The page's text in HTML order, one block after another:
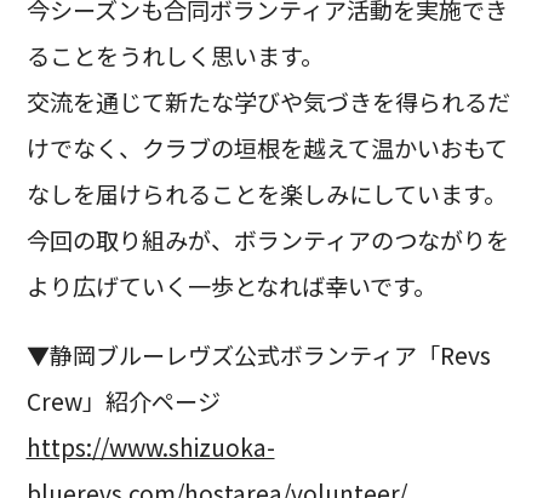
今シーズンも合同ボランティア活動を実施でき
ることをうれしく思います。
交流を通じて新たな学びや気づきを得られるだ
けでなく、クラブの垣根を越えて温かいおもて
なしを届けられることを楽しみにしています。
今回の取り組みが、ボランティアのつながりを
より広げていく一歩となれば幸いです。
▼静岡ブルーレヴズ公式ボランティア「Revs
Crew」紹介ページ
https://www.shizuoka-